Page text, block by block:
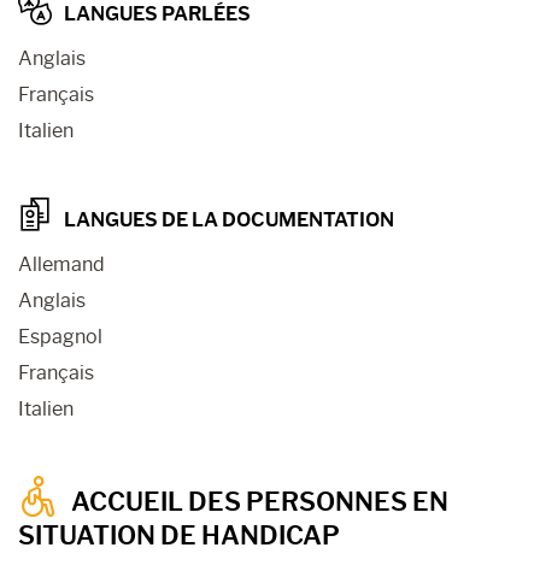
LANGUES PARLÉES
Anglais
Français
Italien
LANGUES DE LA DOCUMENTATION
Allemand
Anglais
Espagnol
Français
Italien
ACCUEIL DES PERSONNES EN
SITUATION DE HANDICAP